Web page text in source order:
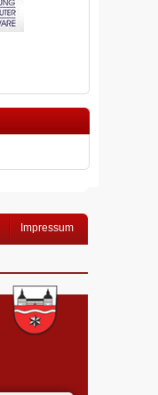
Impressum